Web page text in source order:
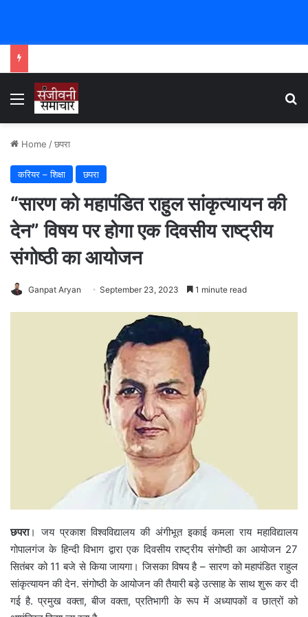
Menu
Home /छपरा
करियर – शिक्षा छपरा
“सारण को महापंडित राहुल सांकृत्यायन की
देन” विषय पर होगा एक दिवसीय राष्ट्रीय
संगोष्ठी का आयोजन
Ganpat Aryan September 23, 2023 1 minute read
छपरा। जय प्रकाश विश्वविद्यालय की अंगीभूत इकाई कमला राय महाविद्यालय
गोपालगंज के हिन्दी विभाग द्वारा एक दिवसीय राष्ट्रीय संगोष्ठी का आयोजन 27
सितंबर को 11 बजे से किया जायगा। जिसका विषय है – सारण को महापंडित राहुल
सांकृत्यायन की देन. संगोष्ठी के आयोजन की तैयारी बड़े उत्साह के साथ शुरू कर दी
गई है. प्रमुख वक्ता, बीज वक्ता, प्रतिभागी के रूप में अध्यापकों व छात्रों को